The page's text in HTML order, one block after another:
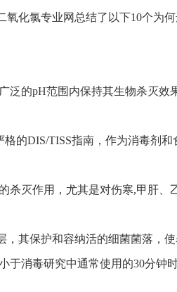
化氯专业网总结了以下10个为
泛的pH范围内保持其生物杀灭效
的DIS/TISS指南，作为消毒剂和
杀灭作用，尤其是对伤寒,甲肝、
其保护和容纳活的细菌菌落，使
于消毒研究中通常使用的30分钟